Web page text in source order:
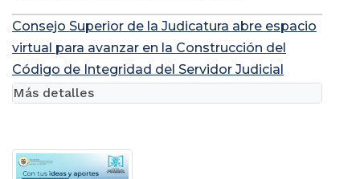
Consejo Superior de la Judicatura abre espacio
virtual para avanzar en la Construcción del
Código de Integridad del Servidor Judicial
Más detalles